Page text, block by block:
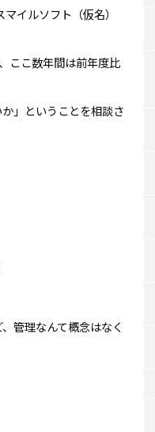
イルソフト（仮名）
ここ数年間は前年度比
」ということを相談さ
管理なんて概念はなく